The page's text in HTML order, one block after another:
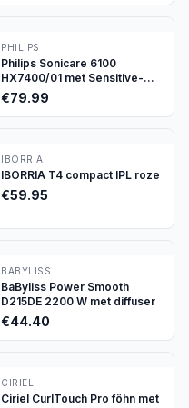
PHILIPS
Philips Sonicare 6100
HX7400/01 met Sensitive-
stand
€79.99
IBORRIA
IBORRIA T4 compact IPL roze
€59.95
BABYLISS
BaByliss Power Smooth
D215DE 2200 W met diffuser
€44.40
CIRIEL
Ciriel CurlTouch Pro föhn met